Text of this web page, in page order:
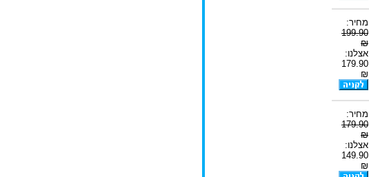
מחיר:
199.90
₪
אצלנו:
179.90
₪
מחיר:
179.90
₪
אצלנו:
149.90
₪